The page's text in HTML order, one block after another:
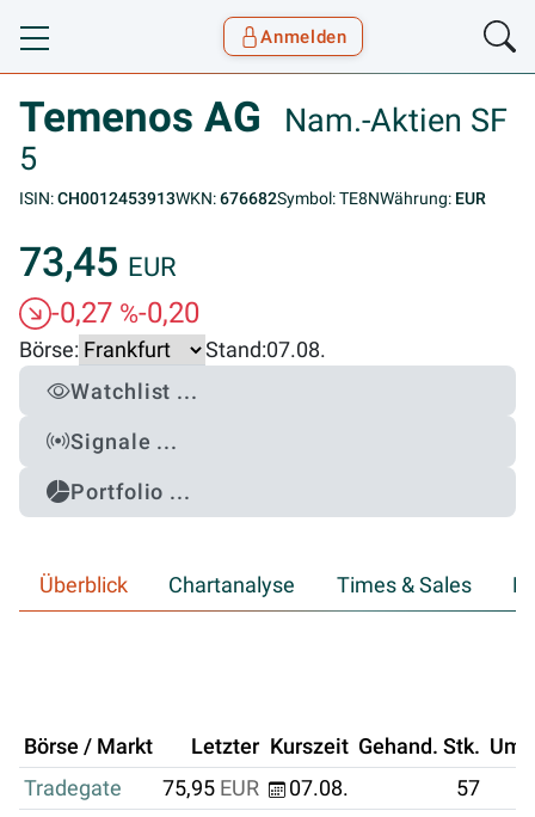
Toggle navigation
Anmelden
Temenos AG
Nam.-Aktien SF
5
ISIN:CH0012453913WKN:676682Symbol: TE8NWährung: EUR
73,45 EUR
-0,27 %-0,20
Börse: Stand:07.08.
Watchlist ...
Signale ...
Portfolio ...
Überblick Chartanalyse Times & Sales
Börse / Markt Letzter Kurszeit Gehand. Stk.
Tradegate
75,95 EUR 07.08. 57